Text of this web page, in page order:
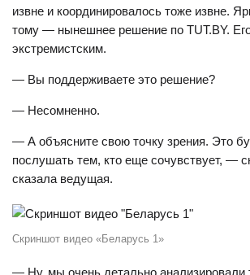
извне и координировалось тоже извне.
тому — нынешнее решение по TUT.BY.
экстремистским.
— Вы поддерживаете это решение?
— Несомненно.
— А объясните свою точку зрения. Это
послушать тем, кто еще сочувствует, —
сказала ведущая.
Скриншот видео «Беларусь 1»
— Ну, мы очень детально анализировали